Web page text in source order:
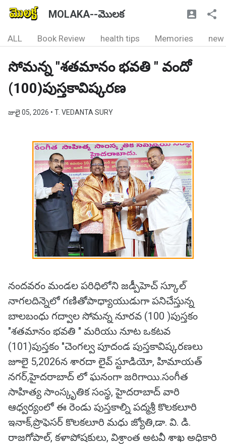
MOLAKA--మొలక
ALL Book Review health tips Memories new
సోమన్న "శతమానం భవతి " వందో
(100)పుస్తకావిష్కరణ
జులై 05, 2026 • T. VEDANTA SURY
నందవరం మండల పరిధిలోని జడ్పీహెచ్ స్కూల్
నాగలదిన్నెలో గణితోపాధ్యాయుడుగా పనిచేస్తున్న
బాలబంధు గద్వాల సోమన్న నూరవ (100 )పుస్తకం
"శతమానం భవతి " మరియు నూట ఒకటవ
(101)పుస్తకం "చెంగల్వ పూదండ పుస్తకావిష్కరణలు
జూలై 5,2026న శారదా లైవ్ స్టూడియో, హిమాయత్
నగర్,హైదరాబాద్ లో ఘనంగా జరిగాయి.సంగీత
సాహిత్య సాంస్కృతిక సంస్థ, హైదరాబాద్ వారి
ఆధ్వర్యంలో ఈ రెండు పుస్తకాల్ని పద్మశ్రీ కొలకలూరి
ఇనాక్,ప్రొఫెసర్ కొలకలూరి మధు జ్యోతి,డా. వి. డి.
రాజగోపాల్, కళాపోషకులు, విశ్రాంత అటవీ శాఖ అధికారి